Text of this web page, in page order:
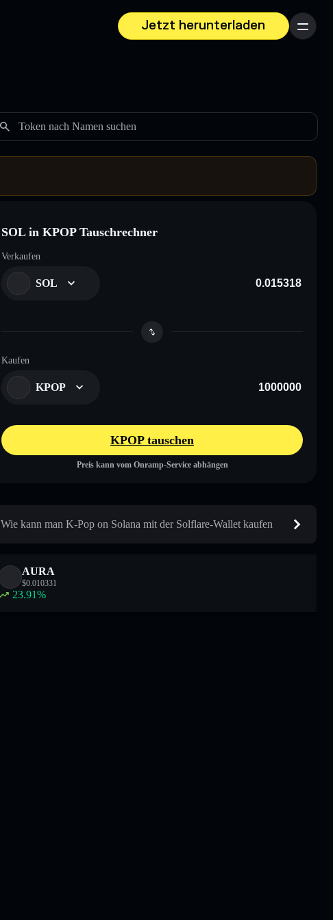
Jetzt herunterladen
Menü
Token nach Namen suchen
SOL in KPOP Tauschrechner
Verkaufen
SOL
Kaufen
KPOP
KPOP tauschen
Preis kann vom Onramp-Service abhängen
Wie kann man K-Pop on Solana mit der Solflare-Wallet kaufen
AURA
$0.010331
23.91%